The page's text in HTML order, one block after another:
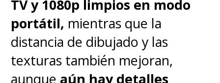
TV y 1080p limpios en modo
portátil, mientras que la
distancia de dibujado y las
texturas también mejoran,
aunque aún hay detalles